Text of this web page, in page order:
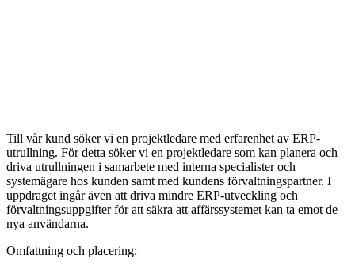
Till vår kund söker vi en projektledare med erfarenhet av ERP-
utrullning. För detta söker vi en projektledare som kan planera och
driva utrullningen i samarbete med interna specialister och
systemägare hos kunden samt med kundens förvaltningspartner. I
uppdraget ingår även att driva mindre ERP-utveckling och
förvaltningsuppgifter för att säkra att affärssystemet kan ta emot de
nya användarna.
Omfattning och placering: